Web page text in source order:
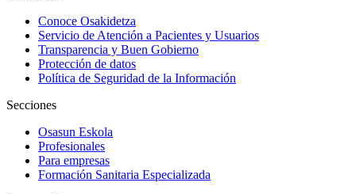
Conoce Osakidetza
Servicio de Atención a Pacientes y Usuarios
Transparencia y Buen Gobierno
Protección de datos
Política de Seguridad de la Información
Secciones
Osasun Eskola
Profesionales
Para empresas
Formación Sanitaria Especializada